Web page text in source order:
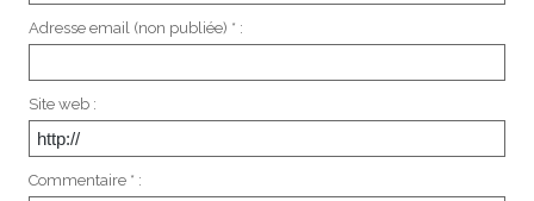
Adresse email (non publiée) * :
Site web :
Commentaire * :